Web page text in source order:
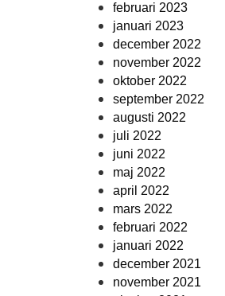
februari 2023
januari 2023
december 2022
november 2022
oktober 2022
september 2022
augusti 2022
juli 2022
juni 2022
maj 2022
april 2022
mars 2022
februari 2022
januari 2022
december 2021
november 2021